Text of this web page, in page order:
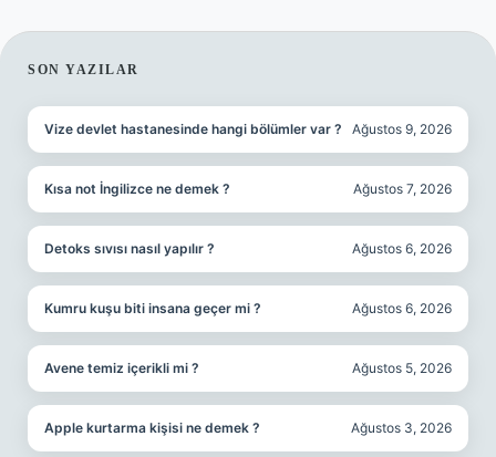
SIDEBAR
SON YAZILAR
Vize devlet hastanesinde hangi bölümler var ? Ağustos 9, 2026
Kısa not İngilizce ne demek ? Ağustos 7, 2026
Detoks sıvısı nasıl yapılır ? Ağustos 6, 2026
Kumru kuşu biti insana geçer mi ? Ağustos 6, 2026
Avene temiz içerikli mi ? Ağustos 5, 2026
Apple kurtarma kişisi ne demek ? Ağustos 3, 2026